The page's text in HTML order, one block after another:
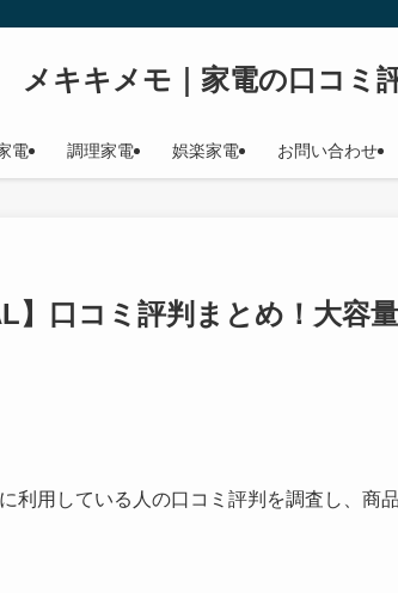
メキキメモ｜家電の口コミ
電 調理家電 娯楽家電 お問い合わせ
】口コミ評判まとめ！大容
利用している人の口コミ評判を調査し、商